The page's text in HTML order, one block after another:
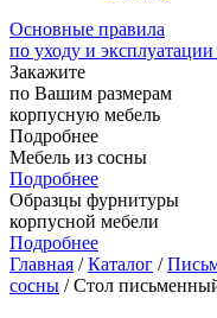
Основные правила
по уходу и
Закажите
по Вашим размерам
корпусную мебель
Подробнее
Мебель из сосны
Подробнее
Образцы фурнитуры
корпусной мебели
Подробнее
Главная /Каталог /
сосны / Стол